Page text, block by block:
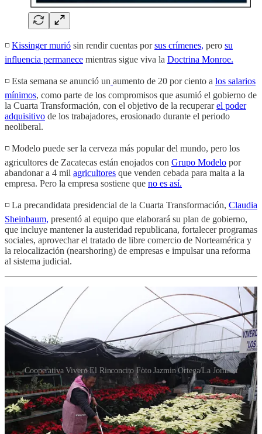
◽️ Kissinger murió sin rendir cuentas porsus crímenes, pero su
influencia permanece mientras sigue viva la Doctrina Monroe.
◽️ Esta semana se anunció un aumento de 20 por ciento a los salarios
mínimos, como parte de los compromisos que asumió el gobierno de
la Cuarta Transformación, con el objetivo de la recuperarel poder
adquisitivo de los trabajadores, erosionado durante el periodo
neoliberal.
◽️ Modelo puede ser la cerveza más popular del mundo, pero los
agricultores de Zacatecas están enojados con Grupo Modelo por
abandonar a 4 mil agricultores que venden cebada para malta a la
empresa. Pero la empresa sostiene que no es así.
◽️ La precandidata presidencial de la Cuarta Transformación, Claudia
Sheinbaum, presentó al equipo que elaborará su plan de gobierno,
que incluye mantener la austeridad republicana, fortalecer programas
sociales, aprovechar el tratado de libre comercio de Norteamérica y
la relocalización (nearshoring) de empresas e impulsar una reforma
al sistema judicial.
Cooperativa Vivero El Rinconcito Foto Jazmin Ortega/La Jornada
◽️Las nochebuenas, plantas que se cultivan con mucha dedicación.
Herederos de tres generaciones que produjeron hortalizas en las
chinampas, los integrantes de El Rinconcito de Lety disfrutan sus
logros, tras un año de esfuerzo.